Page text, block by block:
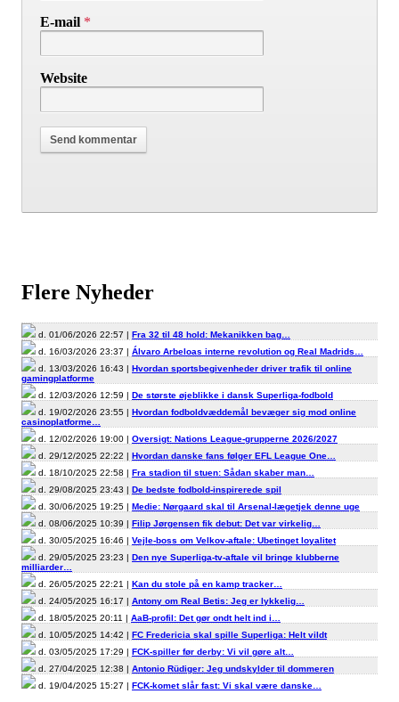
E-mail *
Website
Flere Nyheder
d. 01/06/2026 22:57 | Fra 32 til 48 hold: Mekanikken bag…
d. 16/03/2026 23:37 | Álvaro Arbeloas interne revolution og Real Madrids…
d. 13/03/2026 16:43 | Hvordan sportsbegivenheder driver trafik til online
gamingplatforme
d. 12/03/2026 12:59 | De største øjeblikke i dansk Superliga-fodbold
d. 19/02/2026 23:55 | Hvordan fodboldvæddemål bevæger sig mod online
casinoplatforme…
d. 12/02/2026 19:00 | Oversigt: Nations League-grupperne 2026/2027
d. 29/12/2025 22:22 | Hvordan danske fans følger EFL League One…
d. 18/10/2025 22:58 | Fra stadion til stuen: Sådan skaber man…
d. 29/08/2025 23:43 | De bedste fodbold-inspirerede spil
d. 30/06/2025 19:25 | Medie: Nørgaard skal til Arsenal-lægetjek denne uge
d. 08/06/2025 10:39 | Filip Jørgensen fik debut: Det var virkelig…
d. 30/05/2025 16:46 | Vejle-boss om Velkov-aftale: Ubetinget loyalitet
d. 29/05/2025 23:23 | Den nye Superliga-tv-aftale vil bringe klubberne
milliarder…
d. 26/05/2025 22:21 | Kan du stole på en kamp tracker…
d. 24/05/2025 16:17 | Antony om Real Betis: Jeg er lykkelig…
d. 18/05/2025 20:11 | AaB-profil: Det gør ondt helt ind i…
d. 10/05/2025 14:42 | FC Fredericia skal spille Superliga: Helt vildt
d. 03/05/2025 17:29 | FCK-spiller før derby: Vi vil gøre alt…
d. 27/04/2025 12:38 | Antonio Rüdiger: Jeg undskylder til dommeren
d. 19/04/2025 15:27 | FCK-komet slår fast: Vi skal være danske…